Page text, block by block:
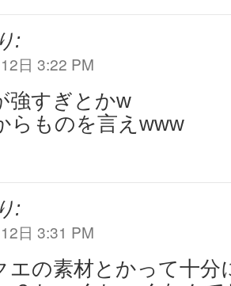
:
日 3:22 PM
強すぎとかw
らものを言えwww
:
日 3:31 PM
エの素材とかって十分